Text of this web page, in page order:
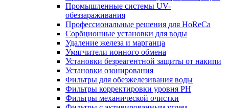
Промышленные системы UV-
обеззараживания
Профессиональные решения для HoReCa
Сорбционные установки для воды
Удаление железа и марганца
Умягчители ионного обмена
Установки безреагентной защиты от накипи
Установки озонирования
Фильтры для обезжелезивания воды
Фильтры корректировки уровня PH
Фильтры механической очистки